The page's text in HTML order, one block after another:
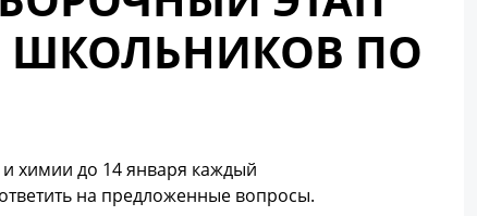
ПО
химии до 14 января каждый
на предложенные вопросы.